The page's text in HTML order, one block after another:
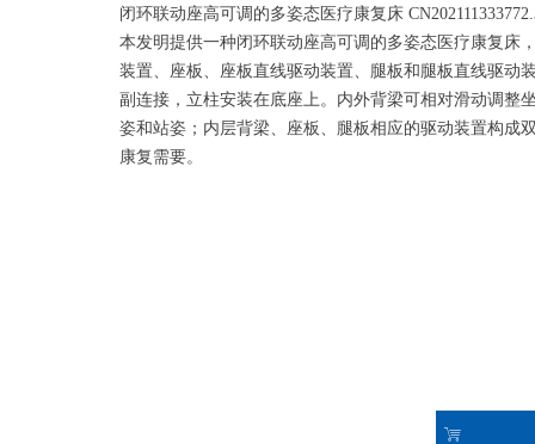
闭环联动座高可调的多姿态医疗康复床
本发明提供一种闭环联动座高可调的多姿态医疗康复床
装置、座板、座板直线驱动装置、腿板和腿板直线驱动
副连接，立柱安装在底座上。内外背梁可相对滑动调整
姿和站姿；内层背梁、座板、腿板相应的驱动装置构成
康复需要。
ꁈ